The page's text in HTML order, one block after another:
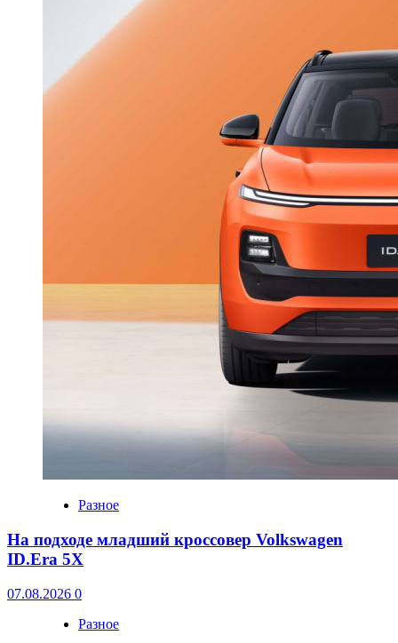
Разное
На подходе младший кроссовер Volkswagen
ID.Era 5X
07.08.2026 0
Разное